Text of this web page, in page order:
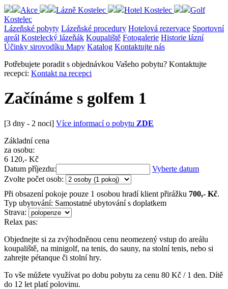
Akce Lázně Kostelec Hotel Kostelec
Golf
Kostelec
Lázeňské pobyty Lázeňské procedury Hotelová rezervace Sportovní
areál Kostelecký lázeňák Koupaliště Fotogalerie Historie lázní
Účinky sirovodíku Mapy Katalog Kontaktujte nás
Potřebujete poradit s objednávkou Vašeho pobytu? Kontaktujte
recepci: Kontakt na recepci
Začínáme s golfem 1
[3 dny - 2 noci] Více informací o pobytu ZDE
Základní cena
za osobu:
6 120,- Kč
Datum příjezdu:
Vyberte datum
Zvolte počet osob:
Při obsazení pokoje pouze 1 osobou hradí klient přirážku 700,- Kč.
Typ ubytování: Samostatné ubytování s doplatkem
Strava:
Relax pas:
Objednejte si za zvýhodněnou cenu neomezený vstup do areálu
koupaliště, na minigolf, na tenis, do sauny, na stolní tenis, nebo si
zahrejte pétanque či stolní hry.
To vše můžete využívat po dobu pobytu za cenu 80 Kč / 1 den. Dítě
do 12 let platí polovinu.